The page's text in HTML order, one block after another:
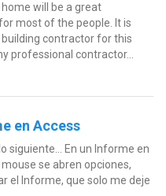
will be a great
most of the people. It is
contractor for this
professional contractor...
en Access
siguiente... En un Informe en
se abren opciones,
el Informe, que solo me deje